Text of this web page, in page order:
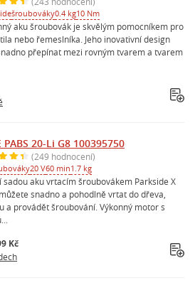
šroubováky0.4 kg10 Nm
aku šroubovák je skvělým pomocníkem pro
nebo řemeslníka. Jeho inovativní design
přepínat mezi rovným tvarem a tvarem
PABS 20-Li G8 100395750
(249 hodnocení)
20 V60 min1.7 kg
sadou aku vrtacím šroubovákem Parkside X
snadno a pohodlně vrtat do dřeva,
a provádět šroubování. Výkonný motor s
Kč